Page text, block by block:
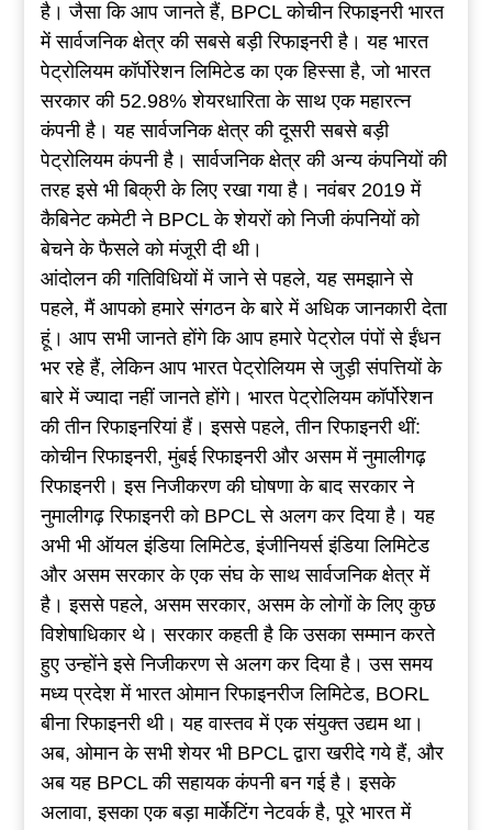
है। जैसा कि आप जानते हैं, BPCL कोचीन रिफाइनरी भारत
में सार्वजनिक क्षेत्र की सबसे बड़ी रिफाइनरी है। यह भारत
पेट्रोलियम कॉर्पोरेशन लिमिटेड का एक हिस्सा है, जो भारत
सरकार की 52.98% शेयरधारिता के साथ एक महारत्न
कंपनी है। यह सार्वजनिक क्षेत्र की दूसरी सबसे बड़ी
पेट्रोलियम कंपनी है। सार्वजनिक क्षेत्र की अन्य कंपनियों की
तरह इसे भी बिक्री के लिए रखा गया है। नवंबर 2019 में
कैबिनेट कमेटी ने BPCL के शेयरों को निजी कंपनियों को
बेचने के फैसले को मंजूरी दी थी।
आंदोलन की गतिविधियों में जाने से पहले, यह समझाने से
पहले, मैं आपको हमारे संगठन के बारे में अधिक जानकारी देता
हूं। आप सभी जानते होंगे कि आप हमारे पेट्रोल पंपों से ईंधन
भर रहे हैं, लेकिन आप भारत पेट्रोलियम से जुड़ी संपत्तियों के
बारे में ज्यादा नहीं जानते होंगे। भारत पेट्रोलियम कॉर्पोरेशन
की तीन रिफाइनरियां हैं। इससे पहले, तीन रिफाइनरी थीं:
कोचीन रिफाइनरी, मुंबई रिफाइनरी और असम में नुमालीगढ़
रिफाइनरी। इस निजीकरण की घोषणा के बाद सरकार ने
नुमालीगढ़ रिफाइनरी को BPCL से अलग कर दिया है। यह
अभी भी ऑयल इंडिया लिमिटेड, इंजीनियर्स इंडिया लिमिटेड
और असम सरकार के एक संघ के साथ सार्वजनिक क्षेत्र में
है। इससे पहले, असम सरकार, असम के लोगों के लिए कुछ
विशेषाधिकार थे। सरकार कहती है कि उसका सम्मान करते
हुए उन्होंने इसे निजीकरण से अलग कर दिया है। उस समय
मध्य प्रदेश में भारत ओमान रिफाइनरीज लिमिटेड, BORL
बीना रिफाइनरी थी। यह वास्तव में एक संयुक्त उद्यम था।
अब, ओमान के सभी शेयर भी BPCL द्वारा खरीदे गये हैं, और
अब यह BPCL की सहायक कंपनी बन गई है। इसके
अलावा, इसका एक बड़ा मार्केटिंग नेटवर्क है, पूरे भारत में